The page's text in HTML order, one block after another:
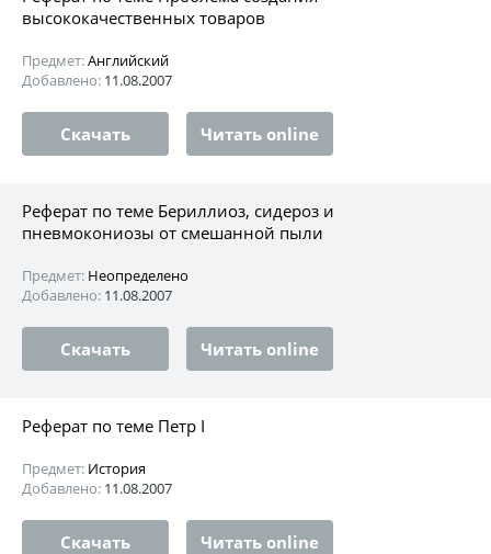
высококачественных товаров
Предмет:Английский
Добавлено: 11.08.2007
Скачать Читать online
Реферат по теме Бериллиоз, сидероз и
пневмокониозы от смешанной пыли
Предмет: Неопределено
Добавлено: 11.08.2007
Скачать Читать online
Реферат по теме Петр I
Предмет: История
Добавлено: 11.08.2007
Скачать Читать online